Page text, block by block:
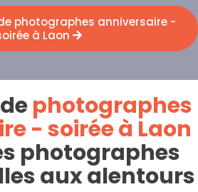
photographes anniversaire -
à Laon
photographes
- soirée à Laon
photographes
aux alentours